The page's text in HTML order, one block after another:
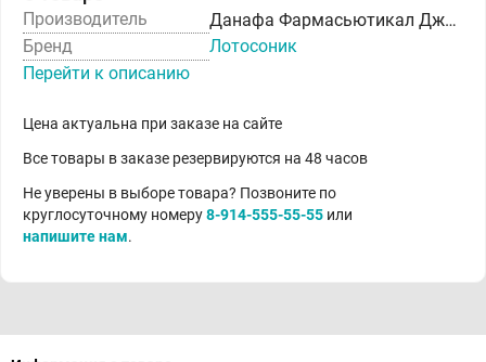
Производитель
Данафа Фармасьютикал Джойнт Сток Компани
Бренд
Лотосоник
Перейти к описанию
Цена актуальна при заказе на сайте
Все товары в заказе резервируются на 48 часов
Не уверены в выборе товара? Позвоните по
круглосуточному номеру8-914-555-55-55 или
напишите нам.